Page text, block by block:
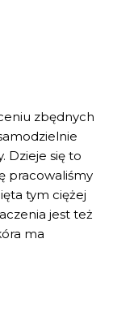
zbędnych
Dzieje się to
pracowaliśmy
tym ciężej
jest też
ma